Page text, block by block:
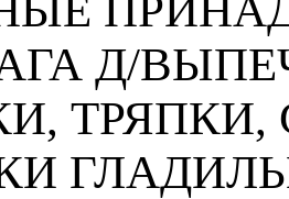
Д/